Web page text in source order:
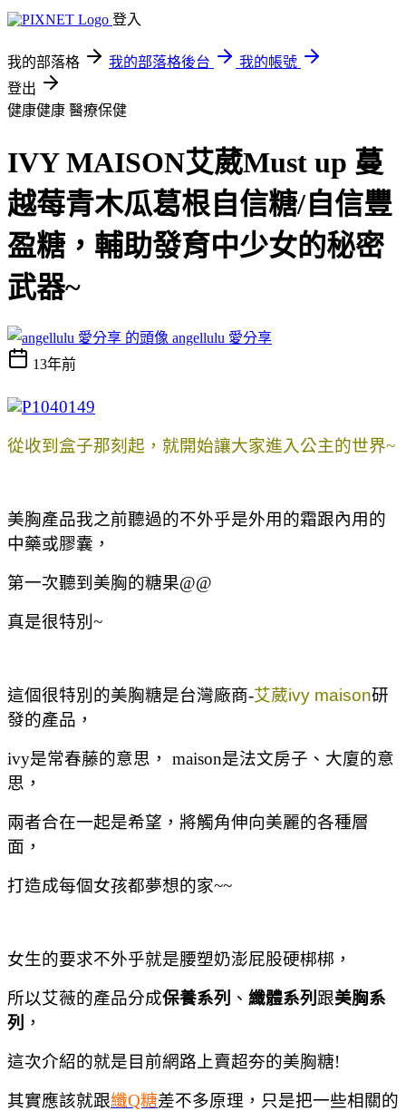
登入
我的部落格 我的部落格後台
我的帳號
登出
健康健康 醫療保健
IVY MAISON艾葳Must up 蔓
越莓青木瓜葛根自信糖/自信豐
盈糖，輔助發育中少女的秘密
武器~
angellulu 愛分享
13年前
從收到盒子那刻起，就開始讓大家進入公主的世界~
美胸產品我之前聽過的不外乎是外用的霜跟內用的
中藥或膠囊，
第一次聽到美胸的糖果@@
真是很特別~
這個很特別的美胸糖是台灣廠商-艾葳ivy maison研
發的產品，
ivy是常春藤的意思， maison是法文房子、大廈的意
思，
兩者合在一起是希望，將觸角伸向美麗的各種層
面，
打造成每個女孩都夢想的家~~
女生的要求不外乎就是腰塑奶澎屁股硬梆梆，
所以艾薇的產品分成保養系列 、 纖體系列 跟美胸系
列 ，
這次介紹的就是目前網路上賣超夯的美胸糖!
其實應該就跟纖Q糖差不多原理，只是把一些相關的